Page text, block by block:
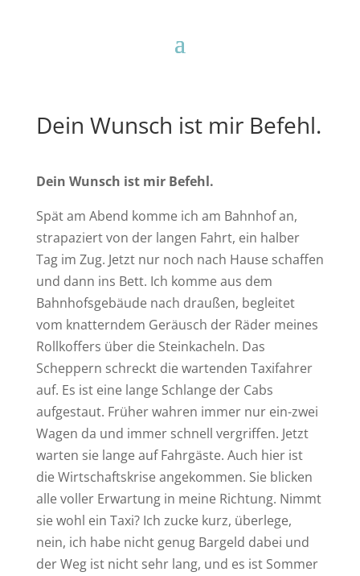
Dein Wunsch ist mir Befehl.
Dein Wunsch ist mir Befehl.
Spät am Abend komme ich am Bahnhof an,
strapaziert von der langen Fahrt, ein halber
Tag im Zug. Jetzt nur noch nach Hause schaffen
und dann ins Bett. Ich komme aus dem
Bahnhofsgebäude nach draußen, begleitet
vom knatterndem Geräusch der Räder meines
Rollkoffers über die Steinkacheln. Das
Scheppern schreckt die wartenden Taxifahrer
auf. Es ist eine lange Schlange der Cabs
aufgestaut. Früher wahren immer nur ein-zwei
Wagen da und immer schnell vergriffen. Jetzt
warten sie lange auf Fahrgäste. Auch hier ist
die Wirtschaftskrise angekommen. Sie blicken
alle voller Erwartung in meine Richtung. Nimmt
sie wohl ein Taxi? Ich zucke kurz, überlege,
nein, ich habe nicht genug Bargeld dabei und
der Weg ist nicht sehr lang, und es ist Sommer